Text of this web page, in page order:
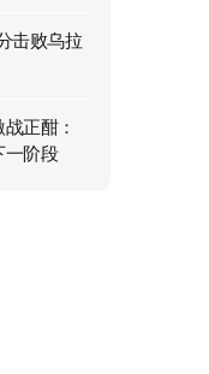
击败乌拉
正酣：
一阶段